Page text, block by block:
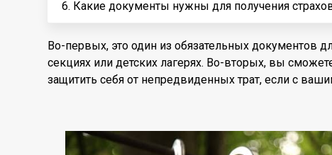
6. Какие документы нужны для получения
Во-первых, это один из обязательных документов
секциях или детских лагерях. Во-вторых, вы
защитить себя от непредвиденных трат, если с